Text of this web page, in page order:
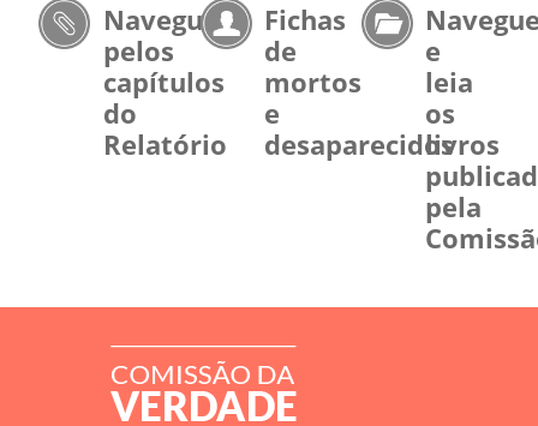
Navegue
pelos
capítulos
do
Relatório
Fichas
de
mortos
e
desaparecidos
e
leia
os
livros
pela